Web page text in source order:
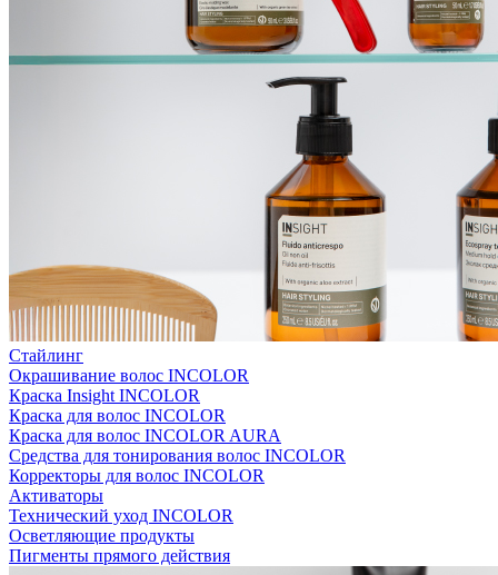
Стайлинг
Окрашивание волос INCOLOR
Краска Insight INCOLOR
Краска для волос INCOLOR
Краска для волос INCOLOR AURA
Средства для тонирования волос INCOLOR
Корректоры для волос INCOLOR
Активаторы
Технический уход INCOLOR
Осветляющие продукты
Пигменты прямого действия